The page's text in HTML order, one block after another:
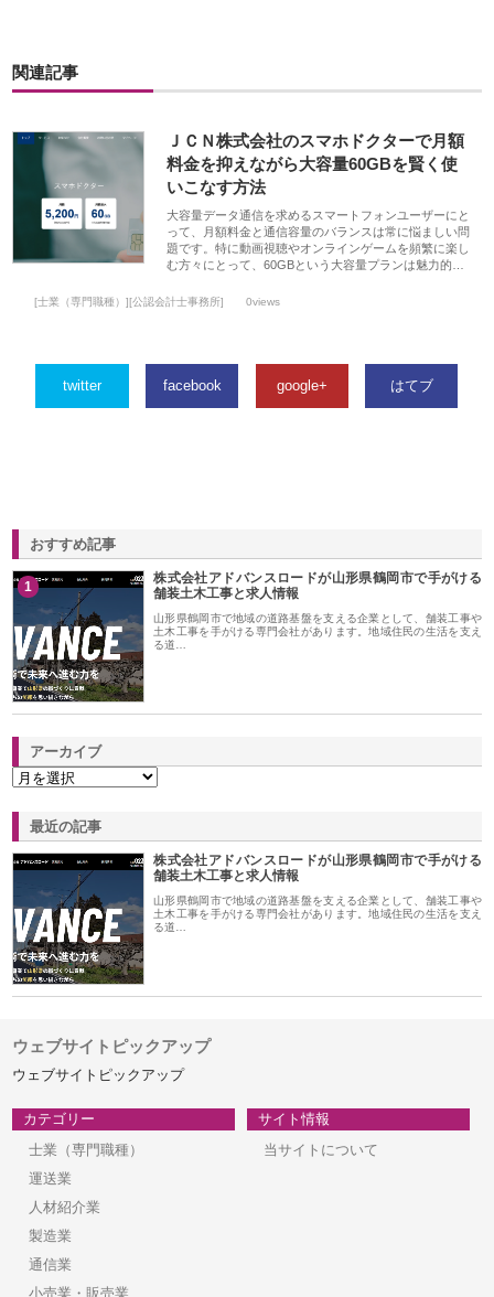
関連記事
ＪＣＮ株式会社のスマホドクターで月額
料金を抑えながら大容量60GBを賢く使
いこなす方法
大容量データ通信を求めるスマートフォンユーザーにと
って、月額料金と通信容量のバランスは常に悩ましい問
題です。特に動画視聴やオンラインゲームを頻繁に楽し
む方々にとって、60GBという大容量プランは魅力的…
[士業（専門職種）][公認会計士事務所] 0views
twitter facebook google+ はてブ
おすすめ記事
1
株式会社アドバンスロードが山形県鶴岡市で手がける
舗装土木工事と求人情報
山形県鶴岡市で地域の道路基盤を支える企業として、舗装工事や
土木工事を手がける専門会社があります。地域住民の生活を支え
る道…
アーカイブ
最近の記事
株式会社アドバンスロードが山形県鶴岡市で手がける
舗装土木工事と求人情報
山形県鶴岡市で地域の道路基盤を支える企業として、舗装工事や
土木工事を手がける専門会社があります。地域住民の生活を支え
る道…
ウェブサイトピックアップ
ウェブサイトピックアップ
カテゴリー
士業（専門職種）
運送業
人材紹介業
製造業
通信業
小売業・販売業
サイト情報
当サイトについて